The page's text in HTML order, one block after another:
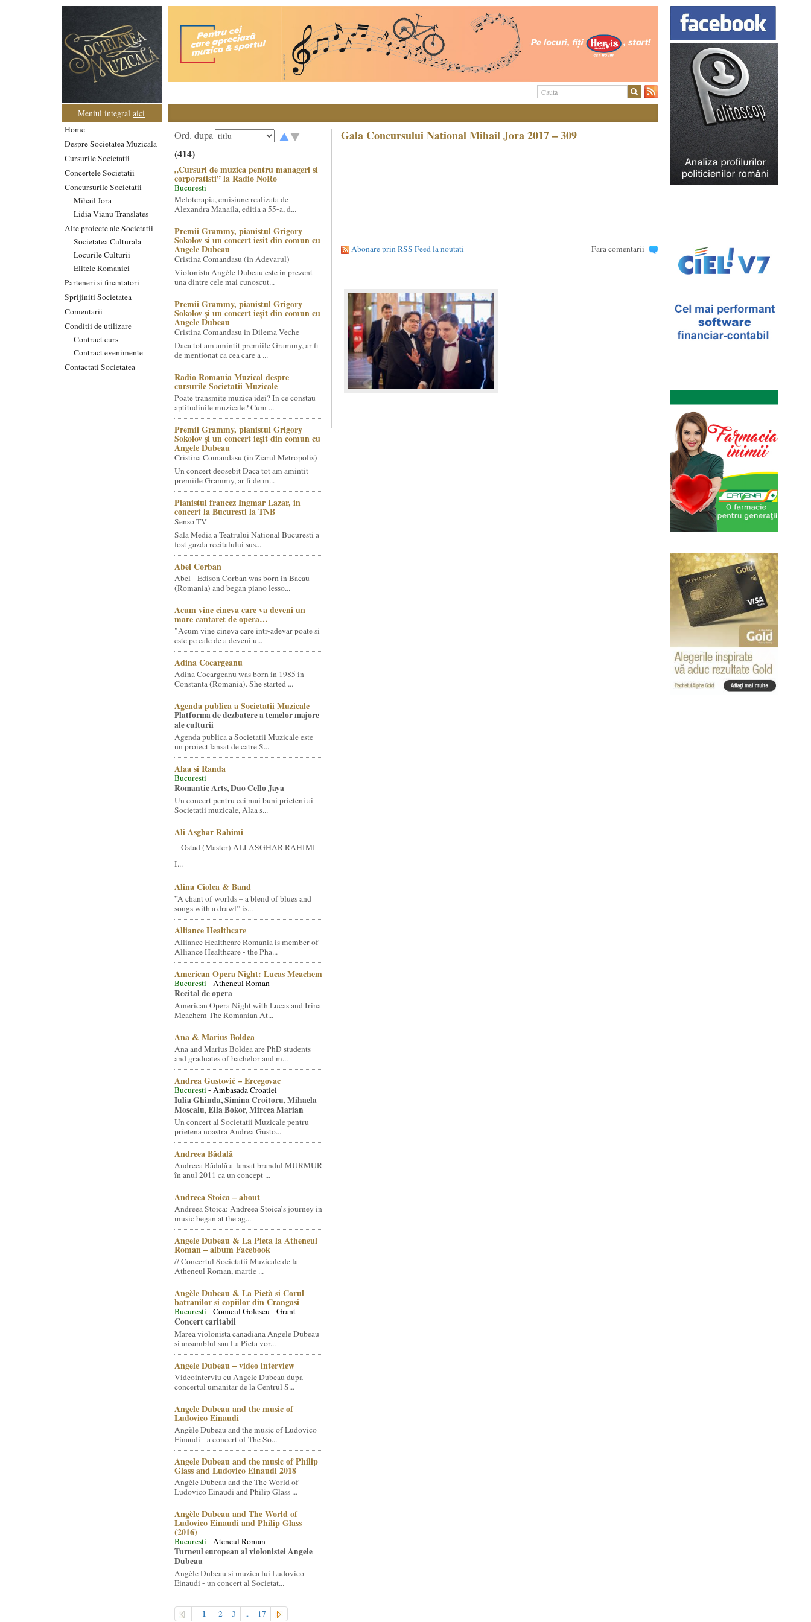
Meniul integralaici
Home
Despre Societatea Muzicala
Cursurile Societatii
Concertele Societatii
Concursurile Societatii
Mihail Jora
Lidia Vianu Translates
Alte proiecte ale Societatii
Societatea Culturala
Locurile Culturii
Elitele Romaniei
Parteneri si finantatori
Sprijiniti Societatea
Comentarii
Conditii de utilizare
Contract curs
Contract evenimente
Contactati Societatea
Ord. dupa
(414)
„Cursuri de muzica pentru manageri si
corporatisti” la Radio NoRo
Bucuresti
Meloterapia, emisiune realizata de
Alexandra Manaila, editia a 55-a, d...
Premii Grammy, pianistul Grigory
Sokolov si un concert iesit din comun cu
Angele Dubeau
Cristina Comandasu (in Adevarul)
Violonista Angèle Dubeau este in prezent
una dintre cele mai cunoscut...
Premii Grammy, pianistul Grigory
Sokolov și un concert ieșit din comun cu
Angele Dubeau
Cristina Comandasu in Dilema Veche
Daca tot am amintit premiile Grammy, ar fi
de mentionat ca cea care a ...
Radio Romania Muzical despre
cursurile Societatii Muzicale
Poate transmite muzica idei? In ce constau
aptitudinile muzicale? Cum ...
Premii Grammy, pianistul Grigory
Sokolov și un concert ieșit din comun cu
Angele Dubeau
Cristina Comandasu (in Ziarul Metropolis)
Un concert deosebit Daca tot am amintit
premiile Grammy, ar fi de m...
Pianistul francez Ingmar Lazar, in
concert la Bucuresti la TNB
Senso TV
Sala Media a Teatrului National Bucuresti a
fost gazda recitalului sus...
Abel Corban
Abel - Edison Corban was born in Bacau
(Romania) and began piano lesso...
Acum vine cineva care va deveni un
mare cantaret de opera…
"Acum vine cineva care intr-adevar poate si
este pe cale de a deveni u...
Adina Cocargeanu
Adina Cocargeanu was born in 1985 in
Constanta (Romania). She started ...
Agenda publica a Societatii Muzicale
Platforma de dezbatere a temelor majore
ale culturii
Agenda publica a Societatii Muzicale este
un proiect lansat de catre S...
Alaa si Randa
Bucuresti
Romantic Arts, Duo Cello Jaya
Un concert pentru cei mai buni prieteni ai
Societatii muzicale, Alaa s...
Ali Asghar Rahimi
Ostad (Master) ALI ASGHAR RAHIMI
I...
Alina Ciolca & Band
”A chant of worlds – a blend of blues and
songs with a drawl” is...
Alliance Healthcare
Alliance Healthcare Romania is member of
Alliance Healthcare - the Pha...
American Opera Night: Lucas Meachem
Bucuresti- Atheneul Roman
Recital de opera
American Opera Night with Lucas and Irina
Meachem The Romanian At...
Ana & Marius Boldea
Ana and Marius Boldea are PhD students
and graduates of bachelor and m...
Andrea Gustović – Ercegovac
Bucuresti- Ambasada Croatiei
Iulia Ghinda, Simina Croitoru, Mihaela
Moscalu, Ella Bokor, Mircea Marian
Un concert al Societatii Muzicale pentru
prietena noastra Andrea Gusto...
Andreea Bădală
Andreea Bădală a lansat brandul MURMUR
în anul 2011 ca un concept ...
Andreea Stoica – about
Andreea Stoica: Andreea Stoica’s journey in
music began at the ag...
Angele Dubeau & La Pieta la Atheneul
Roman – album Facebook
// Concertul Societatii Muzicale de la
Atheneul Roman, martie ...
Angèle Dubeau & La Pietà si Corul
batranilor si copiilor din Crangasi
Bucuresti- Conacul Golescu - Grant
Concert caritabil
Marea violonista canadiana Angele Dubeau
si ansamblul sau La Pieta vor...
Angele Dubeau – video interview
Videointerviu cu Angele Dubeau dupa
concertul umanitar de la Centrul S...
Angele Dubeau and the music of
Ludovico Einaudi
Angèle Dubeau and the music of Ludovico
Einaudi - a concert of The So...
Angele Dubeau and the music of Philip
Glass and Ludovico Einaudi 2018
Angèle Dubeau and the The World of
Ludovico Einaudi and Philip Glass ...
Angèle Dubeau and The World of
Ludovico Einaudi and Philip Glass
(2016)
Bucuresti- Ateneul Roman
Turneul european al violonistei Angele
Dubeau
Angèle Dubeau si muzica lui Ludovico
Einaudi - un concert al Societat...
1 2 3 .. 17
Gala Concursului National Mihail Jora 2017 – 309
Abonare prin RSS Feed la noutati Fara comentarii